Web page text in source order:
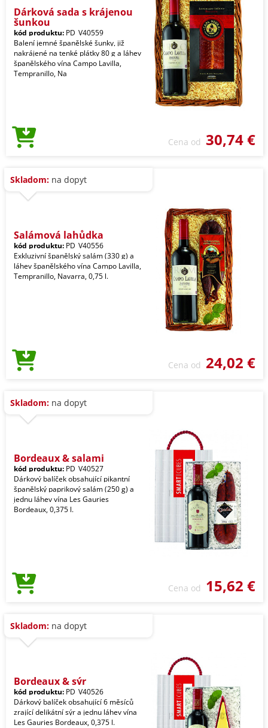
Dárková sada s krájenou
šunkou
kód produktu: PD_V40559
Balení jemné španělské šunky, již
nakrájené na tenké plátky 80 g a láhev
španělského vína Campo Lavilla,
Tempranillo, Na
Cena od 30,74 €
Skladom: na dopyt
Salámová lahůdka
kód produktu: PD_V40556
Exkluzivní španělský salám (330 g) a
láhev španělského vína Campo Lavilla,
Tempranillo, Navarra, 0,75 l.
Cena od 24,02 €
Skladom: na dopyt
Bordeaux & salami
kód produktu: PD_V40527
Dárkový balíček obsahující pikantní
španělský paprikový salám (250 g) a
jednu láhev vína Les Gauries
Bordeaux, 0,375 l.
Cena od 15,62 €
Skladom: na dopyt
Bordeaux & sýr
kód produktu: PD_V40526
Dárkový balíček obsahující 6 měsíců
zrající delikátní sýr a jednu láhev vína
Les Gauries Bordeaux, 0,375 l.